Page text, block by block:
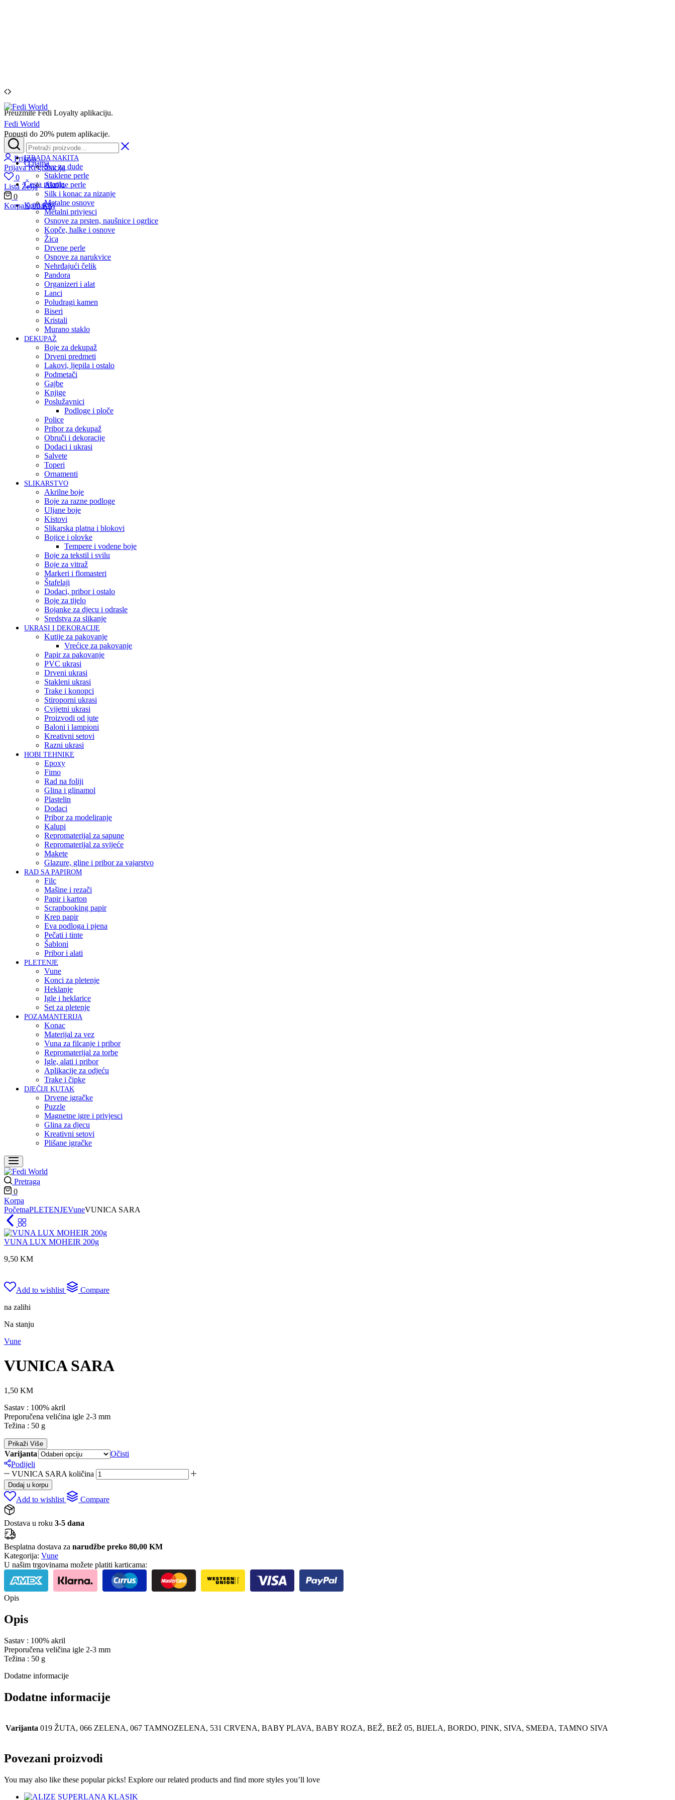
Preuzmite Fedi Loyalty aplikaciju.
Popusti do 20% putem aplikacije.
O nama
Česta pitanja
Kontakti
Fedi World
Prijava
Prijava Registracija
0
Lista Želja
0
Korpa 0,00KM
IZRADA NAKITA
Sve za dude
Staklene perle
Akrilne perle
Silk i konac za nizanje
Metalne osnove
Metalni privjesci
Osnove za prsten, naušnice i ogrlice
Kopče, halke i osnove
Žica
Drvene perle
Osnove za narukvice
Nehrđajući čelik
Pandora
Organizeri i alat
Lanci
Poludragi kamen
Biseri
Kristali
Murano staklo
DEKUPAŽ
Boje za dekupaž
Drveni predmeti
Lakovi, ljepila i ostalo
Podmetači
Gajbe
Knjige
Poslužavnici
Podloge i ploče
Police
Pribor za dekupaž
Obruči i dekoracije
Dodaci i ukrasi
Salvete
Toperi
Ornamenti
SLIKARSTVO
Akrilne boje
Boje za razne podloge
Uljane boje
Kistovi
Slikarska platna i blokovi
Bojice i olovke
Tempere i vodene boje
Boje za tekstil i svilu
Boje za vitraž
Markeri i flomasteri
Štafelaji
Dodaci, pribor i ostalo
Boje za tijelo
Bojanke za djecu i odrasle
Sredstva za slikanje
UKRASI I DEKORACIJE
Kutije za pakovanje
Vrećice za pakovanje
Papir za pakovanje
PVC ukrasi
Drveni ukrasi
Stakleni ukrasi
Trake i konopci
Stiroporni ukrasi
Cvijetni ukrasi
Proizvodi od jute
Baloni i lampioni
Kreativni setovi
Razni ukrasi
HOBI TEHNIKE
Epoxy
Fimo
Rad na foliji
Glina i glinamol
Plastelin
Dodaci
Pribor za modeliranje
Kalupi
Repromaterijal za sapune
Repromaterijal za svijeće
Makete
Glazure, gline i pribor za vajarstvo
RAD SA PAPIROM
Filc
Mašine i rezači
Papir i karton
Scrapbooking papir
Krep papir
Eva podloga i pjena
Pečati i tinte
Šabloni
Pribor i alati
PLETENJE
Vune
Konci za pletenje
Heklanje
Igle i heklarice
Set za pletenje
POZAMANTERIJA
Konac
Materijal za vez
Vuna za filcanje i pribor
Repromaterijal za torbe
Igle, alati i pribor
Aplikacije za odjeću
Trake i čipke
DJEČIJI KUTAK
Drvene igračke
Puzzle
Magnetne igre i privjesci
Glina za djecu
Kreativni setovi
Plišane igračke
Pretraga
0
Korpa
PočetnaPLETENJEVuneVUNICA SARA
VUNA LUX MOHEIR 200g
9,50 KM
Add to wishlist
Compare
na zalihi
Na stanju
Vune
VUNICA SARA
1,50 KM
Sastav : 100% akril
Preporučena velićina igle 2-3 mm
Težina : 50 g
Prikaži Više
Varijanta
Očisti
Podijeli
VUNICA SARA količina
Dodaj u korpu
Add to wishlist Compare
Dostava u roku 3-5 dana
Besplatna dostava za narudžbe preko 80,00 KM
Kategorija: Vune
U našim trgovinama možete platiti karticama:
Opis
Opis
Sastav : 100% akril
Preporučena veličina igle 2-3 mm
Težina : 50 g
Dodatne informacije
Dodatne informacije
Varijanta 019 ŽUTA, 066 ZELENA, 067 TAMNOZELENA, 531 CRVENA, BABY PLAVA, BABY ROZA, BEŽ, BEŽ 05, BIJELA, BORDO, PINK, SIVA, SMEĐA, TAMNO SIVA
Povezani proizvodi
You may also like these popular picks! Explore our related products and find more styles you’ll love